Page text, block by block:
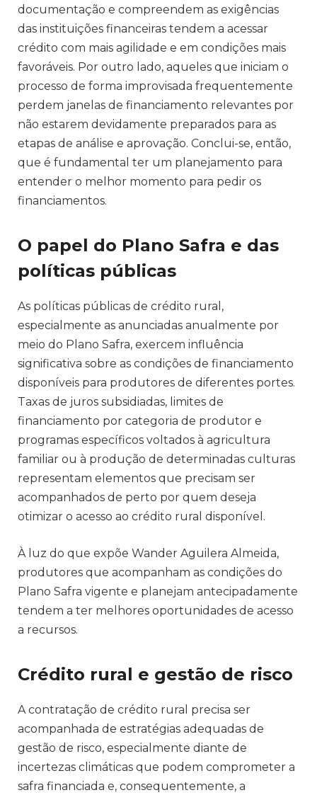
documentação e compreendem as exigências
das instituições financeiras tendem a acessar
crédito com mais agilidade e em condições mais
favoráveis. Por outro lado, aqueles que iniciam o
processo de forma improvisada frequentemente
perdem janelas de financiamento relevantes por
não estarem devidamente preparados para as
etapas de análise e aprovação. Conclui-se, então,
que é fundamental ter um planejamento para
entender o melhor momento para pedir os
financiamentos.
O papel do Plano Safra e das
políticas públicas
As políticas públicas de crédito rural,
especialmente as anunciadas anualmente por
meio do Plano Safra, exercem influência
significativa sobre as condições de financiamento
disponíveis para produtores de diferentes portes.
Taxas de juros subsidiadas, limites de
financiamento por categoria de produtor e
programas específicos voltados à agricultura
familiar ou à produção de determinadas culturas
representam elementos que precisam ser
acompanhados de perto por quem deseja
otimizar o acesso ao crédito rural disponível.
À luz do que expõe Wander Aguilera Almeida,
produtores que acompanham as condições do
Plano Safra vigente e planejam antecipadamente
tendem a ter melhores oportunidades de acesso
a recursos.
Crédito rural e gestão de risco
A contratação de crédito rural precisa ser
acompanhada de estratégias adequadas de
gestão de risco, especialmente diante de
incertezas climáticas que podem comprometer a
safra financiada e, consequentemente, a